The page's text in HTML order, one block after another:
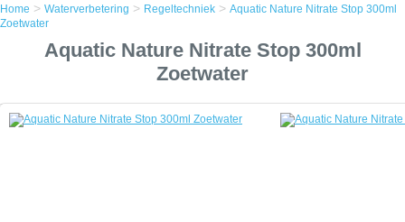
Home
Regeltechniek
Aquatic Nature Nitrate Stop 300ml Zoetwater
Home > Waterverbetering > Regeltechniek > Aquatic Nature Nitrate Stop 300ml
Zoetwater
Aquatic Nature Nitrate Stop 300ml
Zoetwater